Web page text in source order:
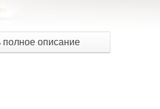
полное описание